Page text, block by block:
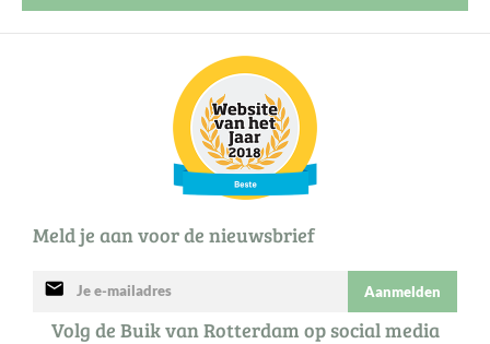
Meld je aan voor de nieuwsbrief
mail Aanmelden
Volg de Buik van Rotterdam op social media